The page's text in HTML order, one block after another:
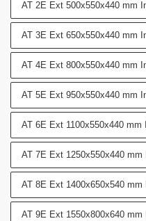
AT 2E Ext 500x550x440 mm
AT 3E Ext 650x550x440 mm
AT 4E Ext 800x550x440 mm
AT 5E Ext 950x550x440 mm
AT 6E Ext 1100x550x440 mm
AT 7E Ext 1250x550x440 mm
AT 8E Ext 1400x650x540 mm
AT 9E Ext 1550x800x640 mm